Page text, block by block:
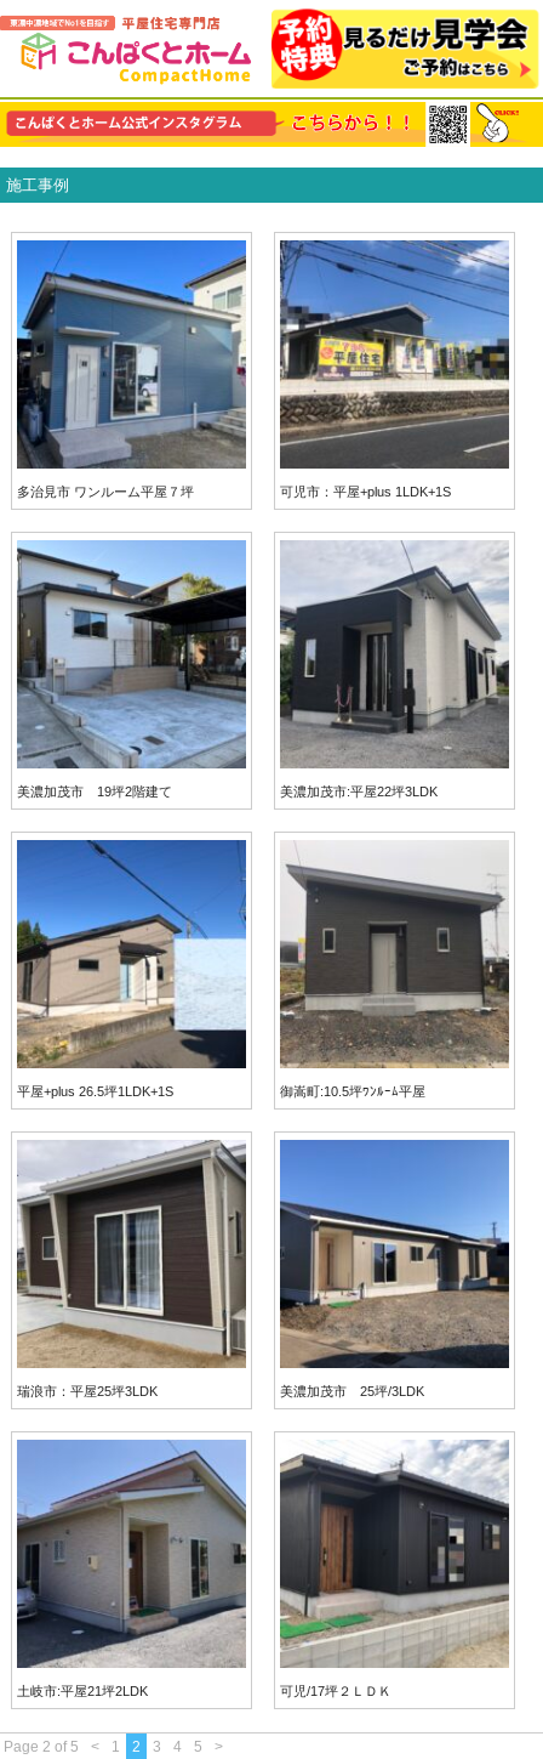
施工事例
多治見市 ワンルーム平屋７坪 可児市：平屋+plus 1LDK+1S
美濃加茂市 19坪2階建て 美濃加茂市:平屋22坪3LDK
平屋+plus 26.5坪1LDK+1S 御嵩町:10.5坪ﾜﾝﾙｰﾑ平屋
瑞浪市：平屋25坪3LDK 美濃加茂市 25坪/3LDK
土岐市:平屋21坪2LDK 可児/17坪２ＬＤＫ
Page 2 of 5 < 1 2 3 4 5 >